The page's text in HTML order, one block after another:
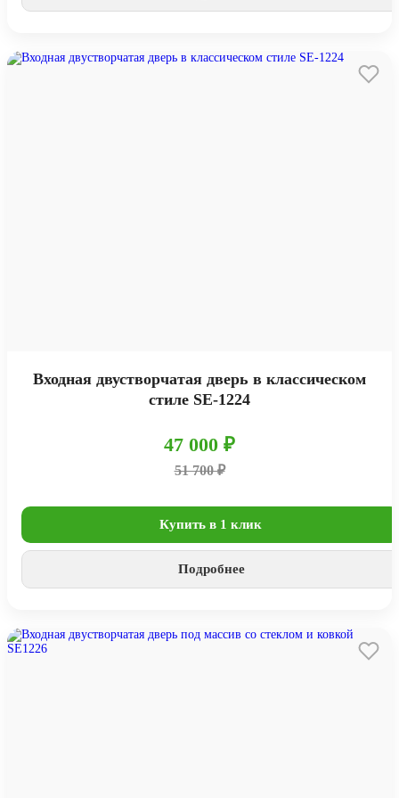
Входная двустворчатая дверь в классическом
стиле SE-1224
47 000 ₽
51 700 ₽
Купить в 1 клик
Подробнее